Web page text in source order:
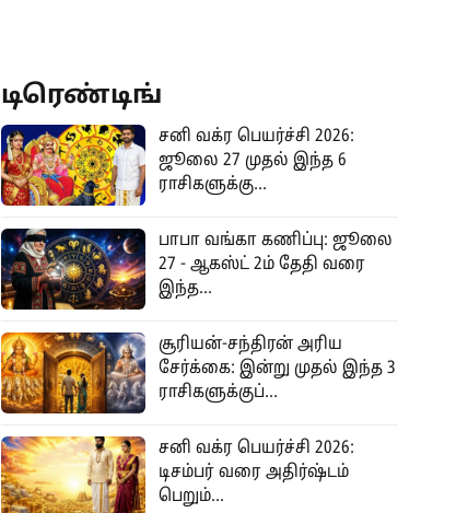
டிரெண்டிங்
சனி வக்ர பெயர்ச்சி 2026:
ஜூலை 27 முதல் இந்த 6
ராசிகளுக்கு...
பாபா வங்கா கணிப்பு: ஜூலை
27 - ஆகஸ்ட் 2ம் தேதி வரை
இந்த...
சூரியன்-சந்திரன் அரிய
சேர்க்கை: இன்று முதல் இந்த 3
ராசிகளுக்குப்...
சனி வக்ர பெயர்ச்சி 2026:
டிசம்பர் வரை அதிர்ஷ்டம்
பெறும்...